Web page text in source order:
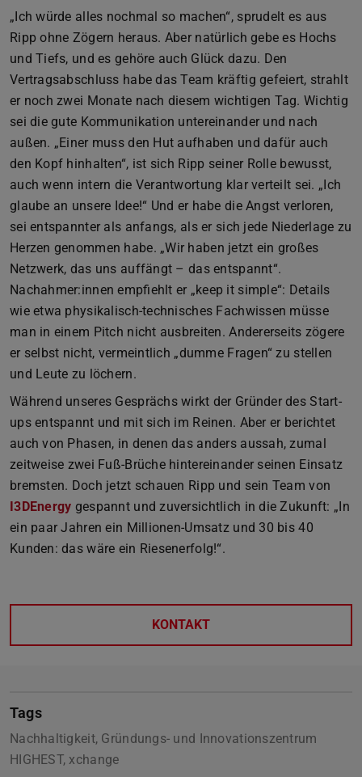
„Ich würde alles nochmal so machen“, sprudelt es aus
Ripp ohne Zögern heraus. Aber natürlich gebe es Hochs
und Tiefs, und es gehöre auch Glück dazu. Den
Vertragsabschluss habe das Team kräftig gefeiert, strahlt
er noch zwei Monate nach diesem wichtigen Tag. Wichtig
sei die gute Kommunikation untereinander und nach
außen. „Einer muss den Hut aufhaben und dafür auch
den Kopf hinhalten“, ist sich Ripp seiner Rolle bewusst,
auch wenn intern die Verantwortung klar verteilt sei. „Ich
glaube an unsere Idee!“ Und er habe die Angst verloren,
sei entspannter als anfangs, als er sich jede Niederlage zu
Herzen genommen habe. „Wir haben jetzt ein großes
Netzwerk, das uns auffängt – das entspannt“.
Nachahmer:innen empfiehlt er „keep it simple“: Details
wie etwa physikalisch-technisches Fachwissen müsse
man in einem Pitch nicht ausbreiten. Andererseits zögere
er selbst nicht, vermeintlich „dumme Fragen“ zu stellen
und Leute zu löchern.
Während unseres Gesprächs wirkt der Gründer des Start-
ups entspannt und mit sich im Reinen. Aber er berichtet
auch von Phasen, in denen das anders aussah, zumal
zeitweise zwei Fuß-Brüche hintereinander seinen Einsatz
bremsten. Doch jetzt schauen Ripp und sein Team von
I3DEnergy gespannt und zuversichtlich in die Zukunft: „In
ein paar Jahren ein Millionen-Umsatz und 30 bis 40
Kunden: das wäre ein Riesenerfolg!“.
KONTAKT
Tags
Nachhaltigkeit, Gründungs- und Innovationszentrum
HIGHEST, xchange